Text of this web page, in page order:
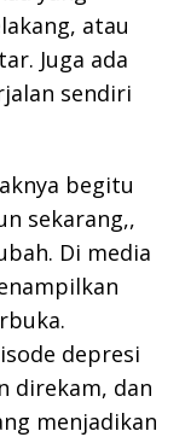
atau
Juga ada
sendiri
begitu
sekarang,,
Di media
depresi
direkam, dan
menjadikan